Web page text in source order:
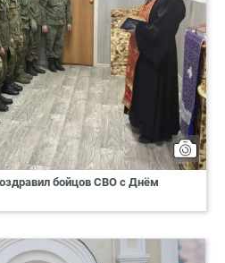
бойцов СВО с Днём